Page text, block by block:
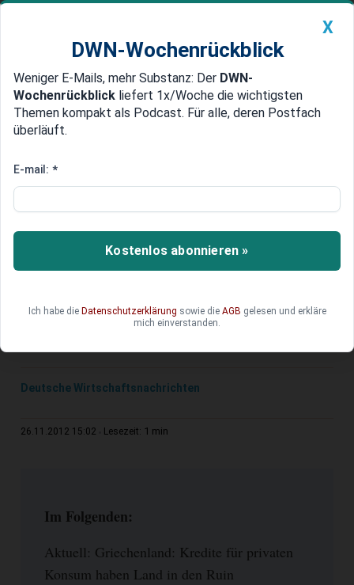
Newsticker MEIN DWN: Geldanlage Premium
Edelmetalle DWN-Magazin China
Abwärtstrend verstärkt sich
Trotz Weihnachtszeit: Kauflaune
der Konsumenten sinkt
Angesichts der Schuldenkrise rechnen die
Anschaffungen sank.
Deutsche Wirtschaftsnachrichten
26.11.2012 15:02 Lesezeit: 1 min
Im Folgenden:
Aktuell: Griechenland: Kredite für privaten
Konsum haben Land in den Ruin
X
DWN-Wochenrückblick
Weniger E-Mails, mehr Substanz: Der DWN-
Wochenrückblick liefert 1x/Woche die wichtigsten
Themen kompakt als Podcast. Für alle, deren Postfach
überläuft.
E-mail: *
Kostenlos abonnieren »
Ich habe die Datenschutzerklärung sowie die AGB gelesen und erkläre
mich einverstanden.